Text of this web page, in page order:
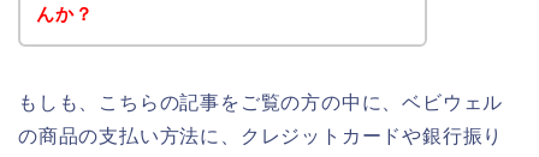
んか？
もしも、こちらの記事をご覧の方の中に、ベビウェル
の商品の支払い方法に、クレジットカードや銀行振り